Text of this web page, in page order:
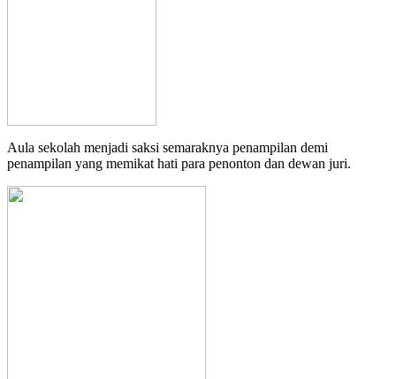
Aula sekolah menjadi saksi semaraknya penampilan demi
penampilan yang memikat hati para penonton dan dewan juri.